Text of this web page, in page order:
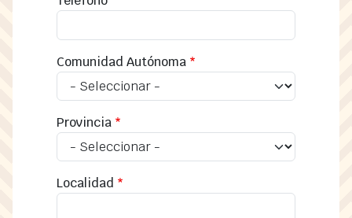
Comunidad Autónoma
Provincia
Localidad